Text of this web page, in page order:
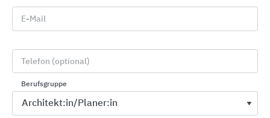
E-Mail
Telefon (optional)
Berufsgruppe